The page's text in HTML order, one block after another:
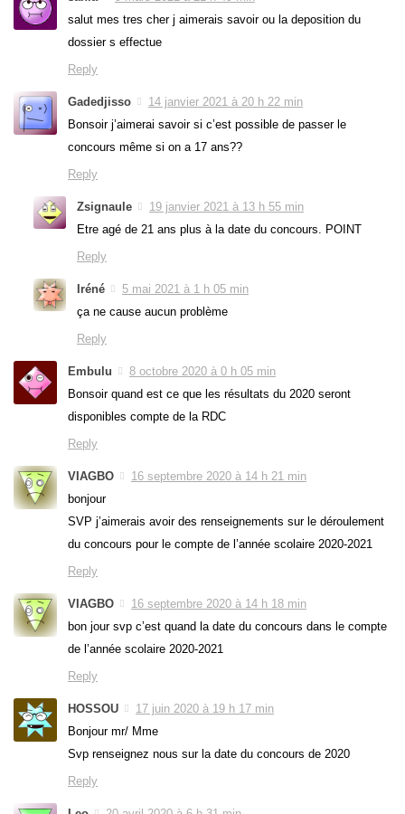
salut mes tres cher j aimerais savoir ou la deposition du
dossier s effectue
Reply
Gadedjisso
14 janvier 2021 à 20 h 22 min
Bonsoir j’aimerai savoir si c’est possible de passer le
concours même si on a 17 ans??
Reply
Zsignaule
19 janvier 2021 à 13 h 55 min
Etre agé de 21 ans plus à la date du concours. POINT
Reply
Iréné
5 mai 2021 à 1 h 05 min
ça ne cause aucun problème
Reply
Embulu
8 octobre 2020 à 0 h 05 min
Bonsoir quand est ce que les résultats du 2020 seront
disponibles compte de la RDC
Reply
VIAGBO
16 septembre 2020 à 14 h 21 min
bonjour
SVP j’aimerais avoir des renseignements sur le déroulement
du concours pour le compte de l’année scolaire 2020-2021
Reply
VIAGBO
16 septembre 2020 à 14 h 18 min
bon jour svp c’est quand la date du concours dans le compte
de l’année scolaire 2020-2021
Reply
HOSSOU
17 juin 2020 à 19 h 17 min
Bonjour mr/ Mme
Svp renseignez nous sur la date du concours de 2020
Reply